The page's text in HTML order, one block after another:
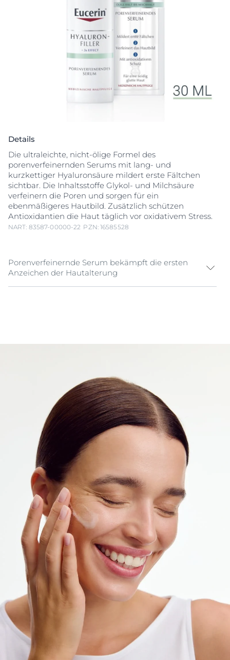
Details
Die ultraleichte, nicht-ölige Formel des
porenverfeinernden Serums mit lang- und
kurzkettiger Hyaluronsäure mildert erste Fältchen
sichtbar. Die Inhaltsstoffe Glykol- und Milchsäure
verfeinern die Poren und sorgen für ein
ebenmäßigeres Hautbild. Zusätzlich schützen
Antioxidantien die Haut täglich vor oxidativem Stress.
NART: 83587-00000-22 PZN: 16585528
Porenverfeinernde Serum bekämpft die ersten
Anzeichen der Hautalterung
machen die Haut seidig-glatt. Zusätzlich schützt sie
die erste Anzeichen der Hautalterung aufweist (erste
Fältchen), erweiterte Poren oder ein stumpfes
Hautbild zeigt. Durch die ultra-leichte und nicht-ölige
Formel ist dieses porenverfeinernde Serum
hervorragend für Menschen mit öliger Haut oder zum
Auftragen unter Make-up geeignet